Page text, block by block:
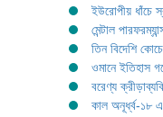
ইউরোপীয় ধাঁচে
মেন্টাল
তিন বিদেশি
ওমানে ইতিহাস
বরেণ্য
কাল অনূর্ধ্ব-১৮